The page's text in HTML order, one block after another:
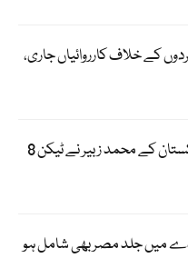
کے خلاف کارروائیاں جاری،
ای اسپورٹس ورلڈ کپ؛ پاکستان کے محمد زبیر نے ٹیکن 8
میں جلد مصر بھی شامل ہو